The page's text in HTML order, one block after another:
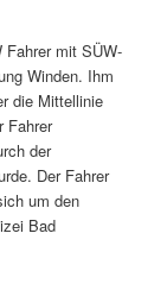
Fahrer mit SÜW-
Winden. Ihm
die Mittellinie
Fahrer
der
Der Fahrer
um den
Bad